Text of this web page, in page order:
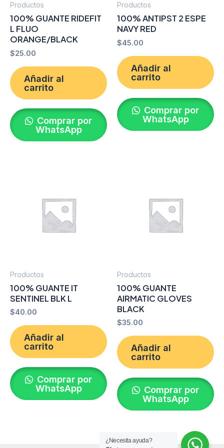
Productos
100% GUANTE RIDEFIT
L FLUO
ORANGE/BLACK
$25.00
Añadir al
carrito
Comprar por
WhatsApp
Productos
100% ANTIPST 2 ESPE
NAVY RED
$45.00
Añadir al
carrito
Comprar por
WhatsApp
Productos
100% GUANTE IT
SENTINEL BLK L
$40.00
Añadir al
carrito
Comprar por
WhatsApp
Productos
100% GUANTE
AIRMATIC GLOVES
BLACK
$35.00
Añadir al
carrito
Comprar por
WhatsApp
¿Necesita ayuda?